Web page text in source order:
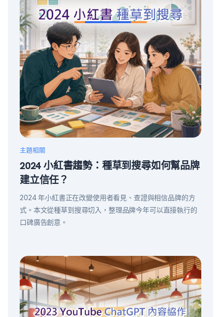
主題相關
2024 小紅書趨勢：種草到搜尋如何幫品牌
建立信任？
2024 年小紅書正在改變使用者看見、查證與相信品牌的方
式。本文從種草到搜尋切入，整理品牌今年可以直接執行的
口碑廣告創意。